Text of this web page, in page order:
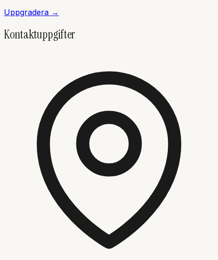
Uppgradera →
Kontaktuppgifter